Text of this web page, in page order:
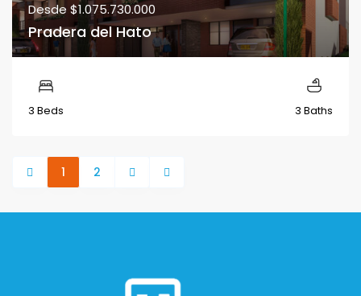
Desde $1.075.730.000
Pradera del Hato
3 Beds 3 Baths
1 2